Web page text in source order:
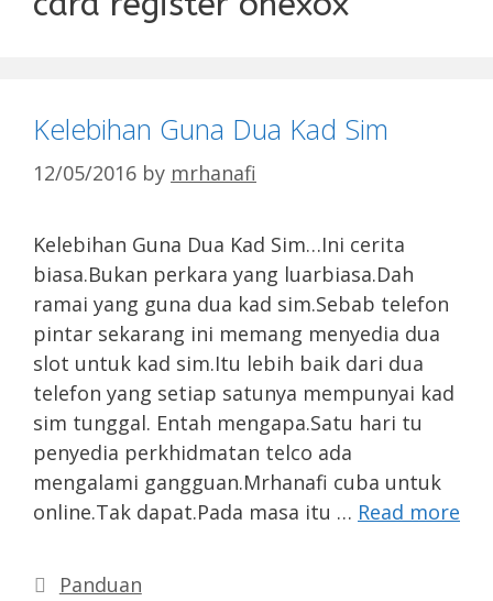
Kelebihan Guna Dua Kad Sim
12/05/2016 by mrhanafi
Kelebihan Guna Dua Kad Sim…Ini cerita
biasa.Bukan perkara yang luarbiasa.Dah
ramai yang guna dua kad sim.Sebab telefon
pintar sekarang ini memang menyedia dua
slot untuk kad sim.Itu lebih baik dari dua
telefon yang setiap satunya mempunyai kad
sim tunggal. Entah mengapa.Satu hari tu
penyedia perkhidmatan telco ada
mengalami gangguan.Mrhanafi cuba untuk
online.Tak dapat.Pada masa itu … Read more
Categories
Panduan